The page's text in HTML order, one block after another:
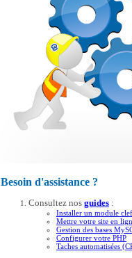
Besoin d'assistance ?
Consultez nos guides :
Installer un module
Mettre votre site en
Gestion des bases
Configurer votre PHP
Taches automatisées